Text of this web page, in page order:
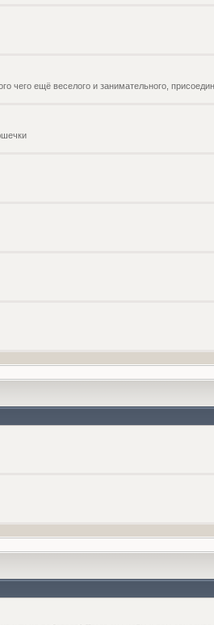
чего ещё веселого и занимательного,